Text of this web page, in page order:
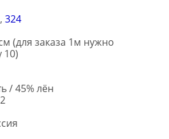
, 324
(для заказа 1м нужно
10)
/ 45% лён